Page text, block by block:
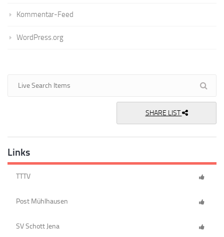
Kommentar-Feed
WordPress.org
SHARE LIST
Links
TTTV
Post Mühlhausen
SV Schott Jena